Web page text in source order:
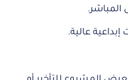
المباشر.
عالية.